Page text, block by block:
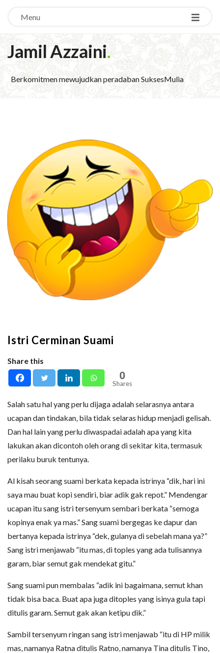
Menu
Jamil Azzaini.
Berkomitmen mewujudkan peradaban SuksesMulia
Istri Cerminan Suami
Share this
0
Shares
Salah satu hal yang perlu dijaga adalah selarasnya antara
ucapan dan tindakan, bila tidak selaras hidup menjadi gelisah.
Dan hal lain yang perlu diwaspadai adalah apa yang kita
lakukan akan dicontoh oleh orang di sekitar kita, termasuk
perilaku buruk tentunya.
Al kisah seorang suami berkata kepada istrinya “dik, hari ini
saya mau buat kopi sendiri, biar adik gak repot.” Mendengar
ucapan itu sang istri tersenyum sembari berkata “semoga
kopinya enak ya mas.” Sang suami bergegas ke dapur dan
bertanya kepada istrinya “dek, gulanya di sebelah mana ya?”
Sang istri menjawab “itu mas, di toples yang ada tulisannya
garam, biar semut gak mendekat gitu.”
Sang suami pun membalas “adik ini bagaimana, semut khan
tidak bisa baca. Buat apa juga ditoples yang isinya gula tapi
ditulis garam. Semut gak akan ketipu dik.”
Sambil tersenyum ringan sang istri menjawab “itu di HP milik
mas, namanya Ratna ditulis Ratno, namanya Tina ditulis Tino,